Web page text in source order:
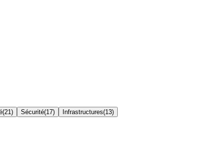
(21 ) Sécurité(17) Infrastructures(13)